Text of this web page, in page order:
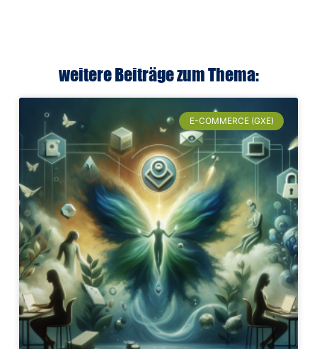
weitere Beiträge zum Thema:
E-COMMERCE (GXE)